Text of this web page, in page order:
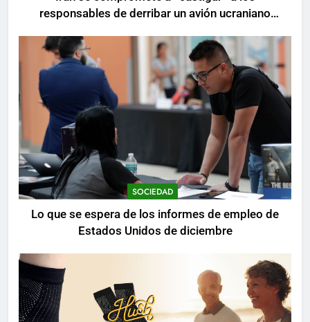
responsables de derribar un avión ucraniano
SOCIEDAD
Lo que se espera de los informes de empleo de
Estados Unidos de diciembre